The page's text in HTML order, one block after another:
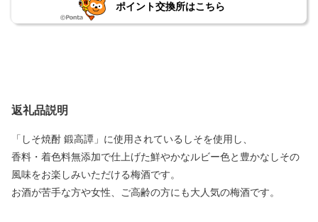
ポイント交換所はこちら
返礼品説明
「しそ焼酎 鍛高譚」に使用されているしそを使用し、
香料・着色料無添加で仕上げた鮮やかなルビー色と豊かなしその
風味をお楽しみいただける梅酒です。
お酒が苦手な方や女性、ご高齢の方にも大人気の梅酒です。